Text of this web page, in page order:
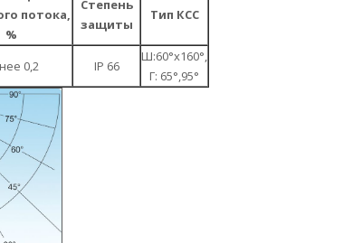
потока,
%
Степень
защиты
Тип КСС
0,2 IP 66
Ш:60°х160°,
Г: 65°,95°